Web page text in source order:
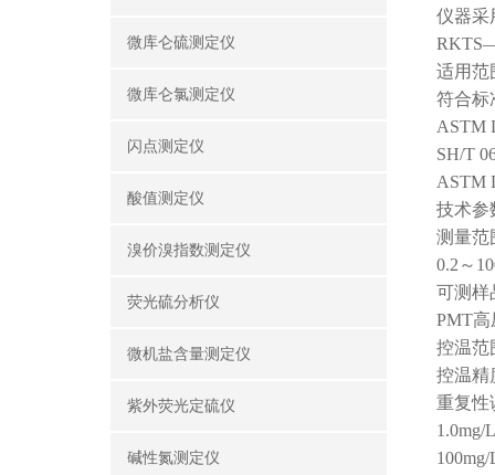
微库仑硫测定仪
微库仑氯测定仪
闪点测定仪
酸值测定仪
溴价溴指数测定仪
荧光硫分析仪
微机盐含量测定仪
紫外荧光定硫仪
碱性氮测定仪
仪器采
适用范
符合
ASTM
SH/T
ASTM
技术参
测量范
0.2～
可测样
PMT高
控温范
控温
重复性
1.0mg/